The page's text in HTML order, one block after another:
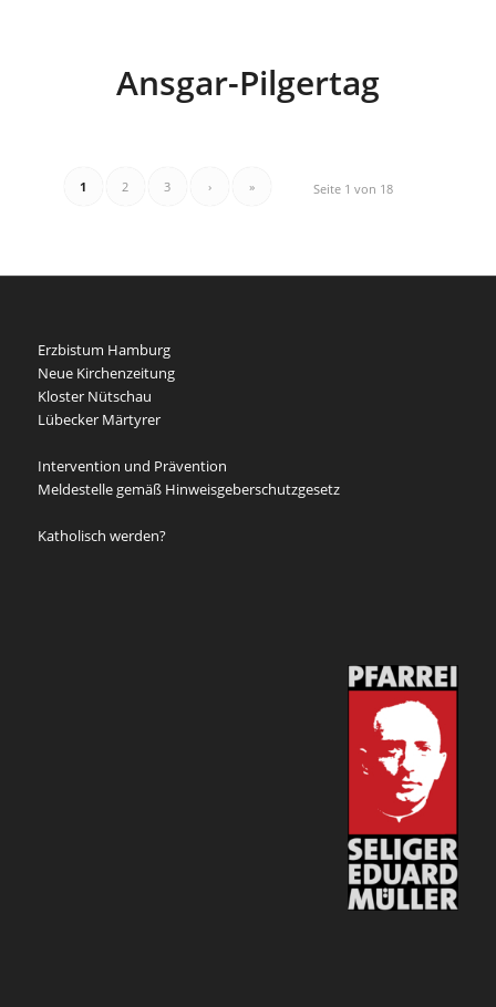
Ansgar-Pilgertag
Seite 1 von 18
1 2 3 › »
Erzbistum Hamburg
Neue Kirchenzeitung
Kloster Nütschau
Lübecker Märtyrer
Intervention und Prävention
Meldestelle gemäß Hinweisgeberschutzgesetz
Katholisch werden?